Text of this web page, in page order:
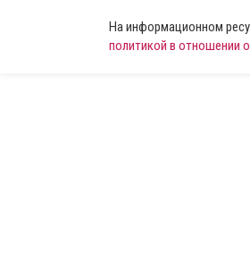
На информационном
политикой в отношении